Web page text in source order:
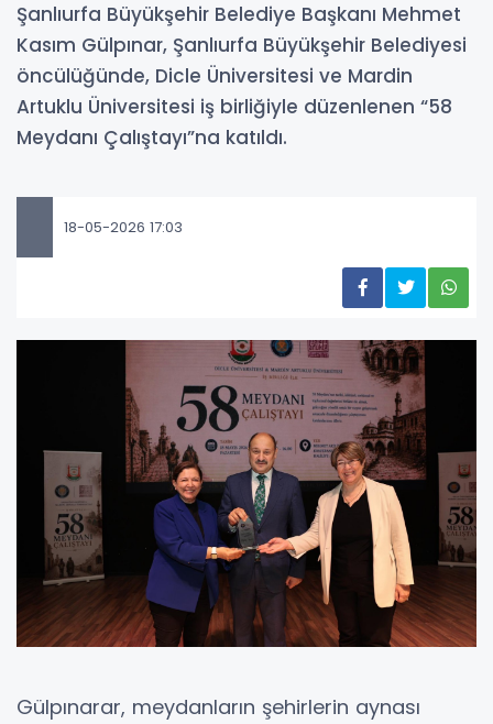
Şanlıurfa Büyükşehir Belediye Başkanı Mehmet
Kasım Gülpınar, Şanlıurfa Büyükşehir Belediyesi
öncülüğünde, Dicle Üniversitesi ve Mardin
Artuklu Üniversitesi iş birliğiyle düzenlenen “58
Meydanı Çalıştayı”na katıldı.
18-05-2026 17:03
Gülpınarar, meydanların şehirlerin aynası